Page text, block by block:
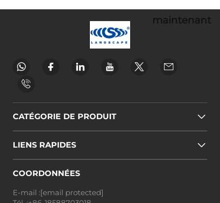
maintenant
CATÉGORIE DE PRODUIT
LIENS RAPIDES
COORDONNÉES
E-mail :[email protected]